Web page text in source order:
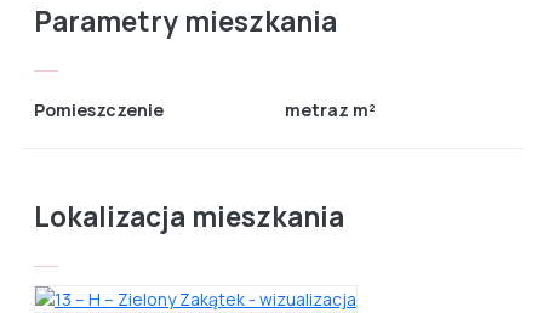
Parametry mieszkania
Pomieszczenie metraz m²
Lokalizacja mieszkania